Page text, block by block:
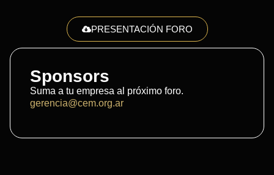
PRESENTACIÓN FORO
Sponsors
Suma a tu empresa al próximo foro.
gerencia@cem.org.ar